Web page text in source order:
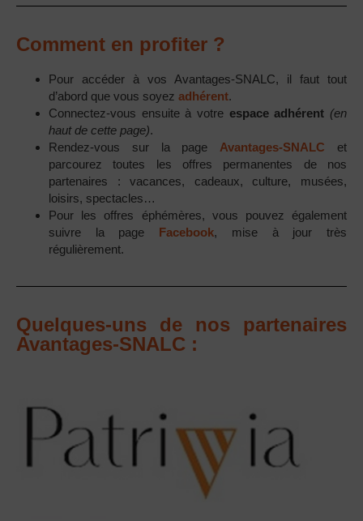
Comment en profiter ?
Pour accéder à vos Avantages-SNALC, il faut tout
d’abord que vous soyez adhérent.
Connectez-vous ensuite à votre espace adhérent (en
haut de cette page).
Rendez-vous sur la page Avantages-SNALC et
parcourez toutes les offres permanentes de nos
partenaires : vacances, cadeaux, culture, musées,
loisirs, spectacles…
Pour les offres éphémères, vous pouvez également
suivre la page Facebook, mise à jour très
régulièrement.
Quelques-uns de nos partenaires
Avantages-SNALC :